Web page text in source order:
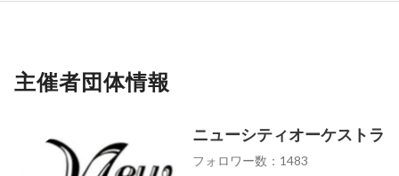
主催者団体情報
ニューシティオーケストラ
フォロワー数：1483